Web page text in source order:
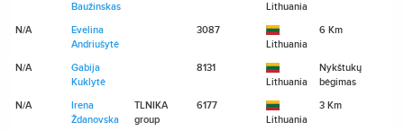
Baužinskas
Lithuania
N/A
Evelina
Andriušytė
3087
Lithuania
6 Km
N/A
Gabija
Kuklytė
8131
Lithuania
Nykštukų
bėgimas
N/A
Irena
Ždanovska
TLNIKA
group
6177
Lithuania
3 Km